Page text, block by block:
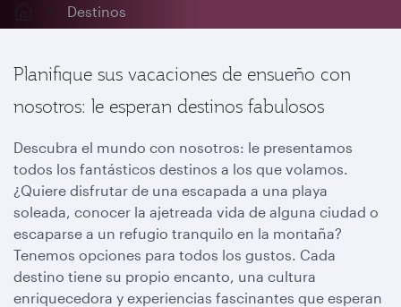
Destinos
Planifique sus vacaciones de ensueño con
nosotros: le esperan destinos fabulosos
Descubra el mundo con nosotros: le presentamos
todos los fantásticos destinos a los que volamos.
¿Quiere disfrutar de una escapada a una playa
soleada, conocer la ajetreada vida de alguna ciudad o
escaparse a un refugio tranquilo en la montaña?
Tenemos opciones para todos los gustos. Cada
destino tiene su propio encanto, una cultura
enriquecedora y experiencias fascinantes que esperan